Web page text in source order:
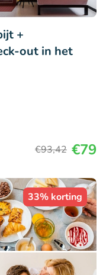
+
out in het
€93,42 €79
33% korting